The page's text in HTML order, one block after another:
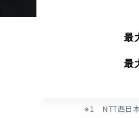
最
最
NTT西日